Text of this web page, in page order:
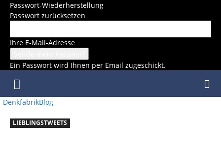
Passwort-Wiederherstellung
Passwort zurücksetzen
Ihre E-Mail-Adresse
Ein Passwort wird Ihnen per Email zugeschickt.
DenkfabrikBlog
LIEBLINGSTWEETS